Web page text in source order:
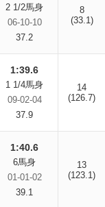
2 1/2馬身
06-10-10
37.2
8
(33.1)
1:39.6
1 1/4馬身
09-02-04
37.9
14
(126.7)
1:40.6
6馬身
01-01-02
39.1
13
(123.1)